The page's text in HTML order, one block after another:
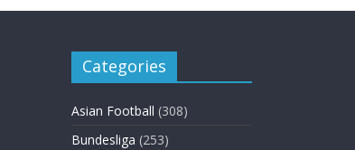
Categories
Asian Football (308)
Bundesliga (253)